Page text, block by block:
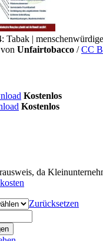
Tabak |
von Unfairtobacco /CC
Kostenlos
Kostenlos
da
Zurücksetzen